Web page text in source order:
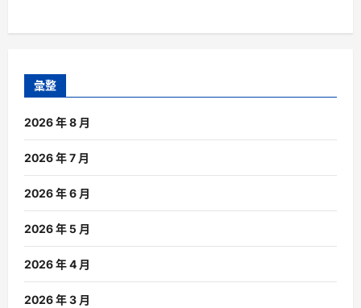
彙整
2026 年 8 月
2026 年 7 月
2026 年 6 月
2026 年 5 月
2026 年 4 月
2026 年 3 月